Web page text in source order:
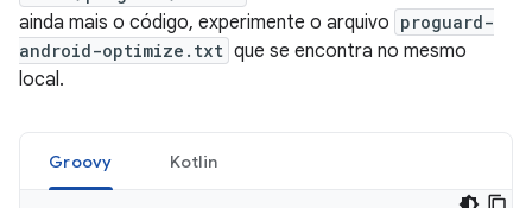
ainda mais o código, experimente o arquivo proguard-
android-optimize.txt que se encontra no mesmo
local.
Groovy Kotlin